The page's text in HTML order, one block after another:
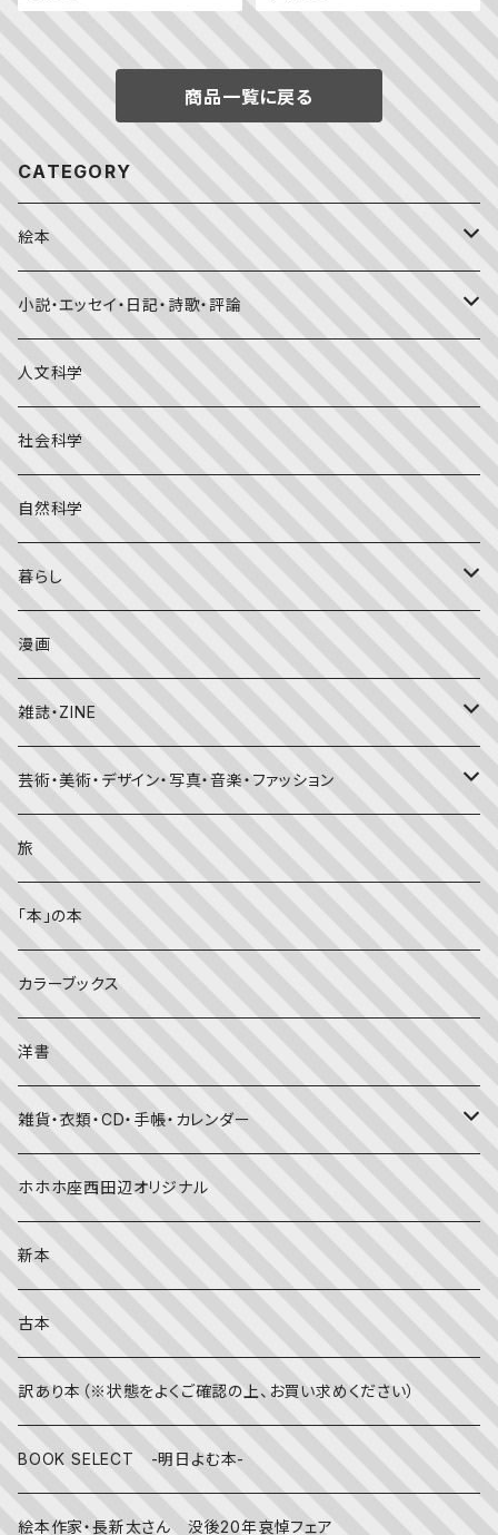
商品一覧に戻る
CATEGORY
絵本
福音館書店月刊誌
こどものとも0.1.2
こどものとも年少版
かがくのとも
その他の月刊誌
おはなしプーカ
チャイルドブックアップル（2・3歳～）
日本の絵本
外国の絵本
昔話・民話
日本の昔話・民話
外国の昔話・民話
おばけ・妖怪・こわい絵本
のりもの絵本
知識の本・図鑑
理科
料理・食育
英語
しかけ絵本
児童書
大人の方に
季節・行事の絵本
春
夏
赤ちゃん（０・１・２歳向け）絵本
文字のない絵本
英語の絵本
写真絵本
小説・エッセイ・日記・詩歌・評論
日本文学
詩・短歌・俳句・ことば
評論
エッセイ・日記
海外文学
人文科学
社会科学
自然科学
暮らし
食・料理
住まい・インテリア
体・健康
趣味
ライフスタイル・生き方
子育て
漫画
雑誌・ZINE
雑誌
ZINE
芸術・美術・デザイン・写真・音楽・ファッション
美術・画集・図録
音楽
写真集
デザイン
ファッション
映画
伝統文化・技法
旅
「本」の本
カラーブックス
洋書
雑貨・衣類・CD・手帳・カレンダー
靴下
日記・手帳
CD
文房具
その他
ホホホ座西田辺オリジナル
新本
古本
訳あり本（※状態をよくご確認の上、お買い求めください）
BOOK SELECT -明日よむ本-
絵本作家・長新太さん 没後20年哀悼フェア